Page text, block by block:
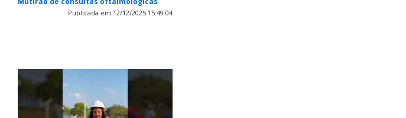
Publicada em 12/12/2025 15:49:04